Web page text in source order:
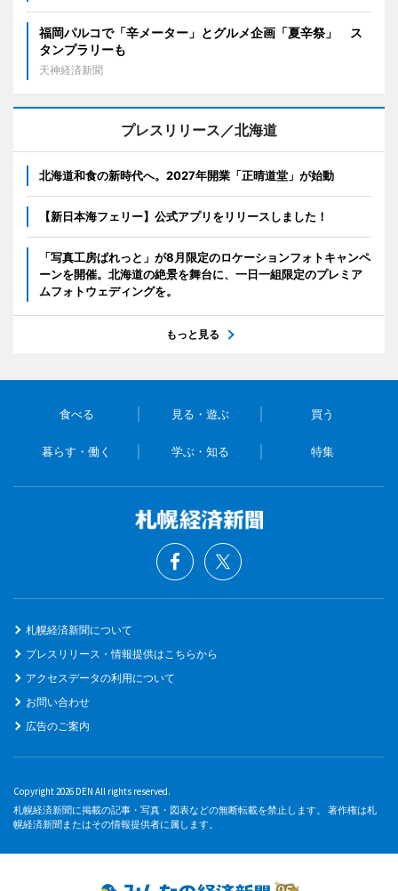
福岡パルコで「辛メーター」とグルメ企画「夏辛祭」 ス
タンプラリーも
天神経済新聞
プレスリリース／北海道
北海道和食の新時代へ。2027年開業「正晴道堂」が始動
【新日本海フェリー】公式アプリをリリースしました！
「写真工房ぱれっと」が8月限定のロケーションフォトキャンペ
ーンを開催。北海道の絶景を舞台に、一日一組限定のプレミア
ムフォトウェディングを。
もっと見る
食べる 見る・遊ぶ 買う
暮らす・働く 学ぶ・知る 特集
札幌経済新聞について
プレスリリース・情報提供はこちらから
アクセスデータの利用について
お問い合わせ
広告のご案内
Copyright 2026 DEN All rights reserved.
札幌経済新聞に掲載の記事・写真・図表などの無断転載を禁止します。 著作権は札
幌経済新聞またはその情報提供者に属します。